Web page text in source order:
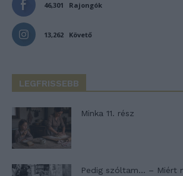
46,301 Rajongók
13,262 Követő
LEGFRISSEBB
Minka 11. rész
Pedig szóltam… – Miért